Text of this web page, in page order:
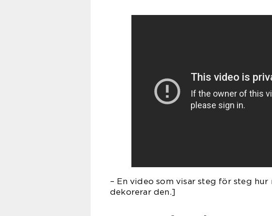
– En video som visar steg för steg hur
dekorerar den.]